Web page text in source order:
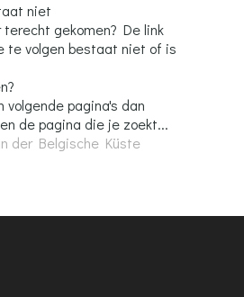
niet
terecht gekomen? De link
te volgen bestaat niet of is
volgende pagina's dan
de pagina die je zoekt...
der Belgische Küste